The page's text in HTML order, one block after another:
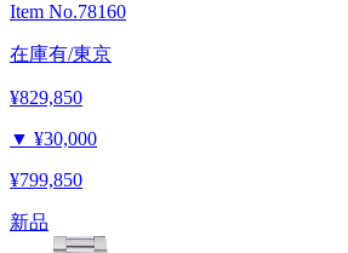
Item No.78160
在庫有/東京
¥829,850
▼ ¥30,000
¥799,850
新品